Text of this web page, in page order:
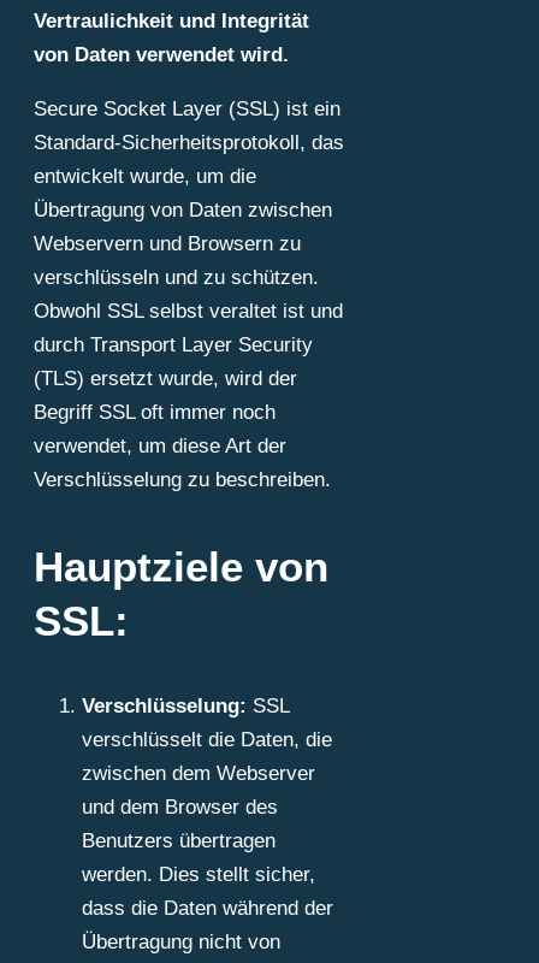
Vertraulichkeit und Integrität
von Daten verwendet wird.
Secure Socket Layer (SSL) ist ein
Standard-Sicherheitsprotokoll, das
entwickelt wurde, um die
Übertragung von Daten zwischen
Webservern und Browsern zu
verschlüsseln und zu schützen.
Obwohl SSL selbst veraltet ist und
durch Transport Layer Security
(TLS) ersetzt wurde, wird der
Begriff SSL oft immer noch
verwendet, um diese Art der
Verschlüsselung zu beschreiben.
Hauptziele von
SSL:
Verschlüsselung: SSL
verschlüsselt die Daten, die
zwischen dem Webserver
und dem Browser des
Benutzers übertragen
werden. Dies stellt sicher,
dass die Daten während der
Übertragung nicht von